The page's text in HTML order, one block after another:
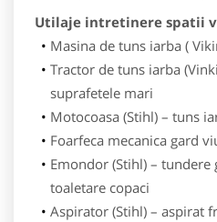
Utilaje intretinere spatii
Masina de tuns iarba (
Tractor de tuns iarba
suprafetele mari
Motocoasa (Stihl) – tuns
Foarfeca mecanica gard
Emondor (Stihl) –
toaletare copaci
Aspirator (Stihl) – aspirat